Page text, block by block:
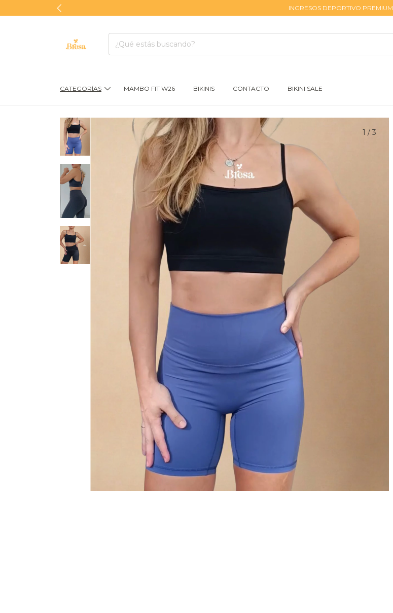
INGRESOS DEPORTIVO PREMIUM
CATEGORÍAS MAMBO FIT W26 BIKINIS CONTACTO BIKINI SALE
1 / 3